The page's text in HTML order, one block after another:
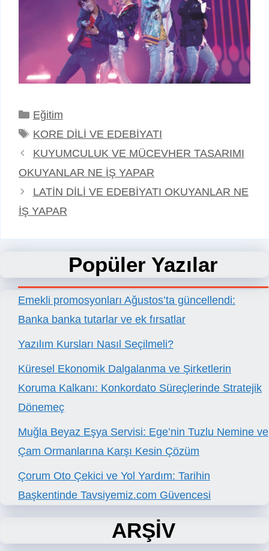
Kategoriler
Eğitim
Etiketler
KORE DİLİ VE EDEBİYATI
KUYUMCULUK VE MÜCEVHER TASARIMI
OKUYANLAR NE İŞ YAPAR
LATİN DİLİ VE EDEBİYATI OKUYANLAR NE
İŞ YAPAR
Popüler Yazılar
Emekli promosyonları Ağustos’ta güncellendi:
Banka banka tutarlar ve ek fırsatlar
Yazılım Kursları Nasıl Seçilmeli?
Küresel Ekonomik Dalgalanma ve Şirketlerin
Koruma Kalkanı: Konkordato Süreçlerinde Stratejik
Dönemeç
Muğla Beyaz Eşya Servisi: Ege’nin Tuzlu Nemine ve
Çam Ormanlarına Karşı Kesin Çözüm
Çorum Oto Çekici ve Yol Yardım: Tarihin
Başkentinde Tavsiyemiz.com Güvencesi
ARŞİV